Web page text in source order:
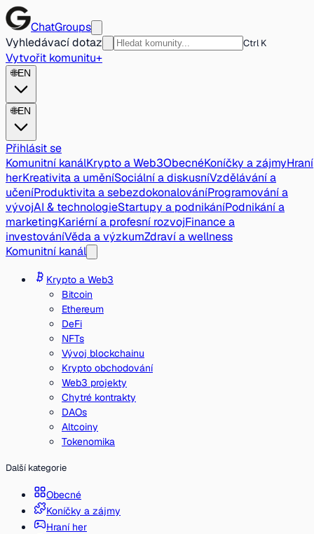
ChatGroups
Vyhledávací dotaz
Ctrl K
Vytvořit komunitu+
🌐EN
🌐EN
Přihlásit se
Komunitní kanálKrypto a Web3ObecnéKoníčky a zájmyHraní
herKreativita a uměníSociální a diskusníVzdělávání a
učeníProduktivita a sebezdokonalováníProgramování a
vývojAI & technologieStartupy a podnikáníPodnikání a
marketingKariérní a profesní rozvojFinance a
investováníVěda a výzkumZdraví a wellness
Komunitní kanál
Krypto a Web3
Bitcoin
Ethereum
DeFi
NFTs
Vývoj blockchainu
Krypto obchodování
Web3 projekty
Chytré kontrakty
DAOs
Altcoiny
Tokenomika
Další kategorie
Obecné
Koníčky a zájmy
Hraní her